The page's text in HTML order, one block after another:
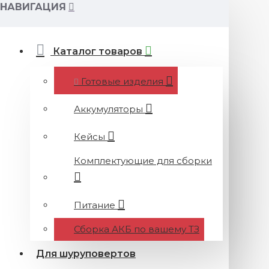
НАВИГАЦИЯ
Каталог товаров
Готовые изделия
Аккумуляторы
Кейсы
Комплектующие для сборки
Питание
Сборка АКБ по вашему ТЗ
Для шуруповертов